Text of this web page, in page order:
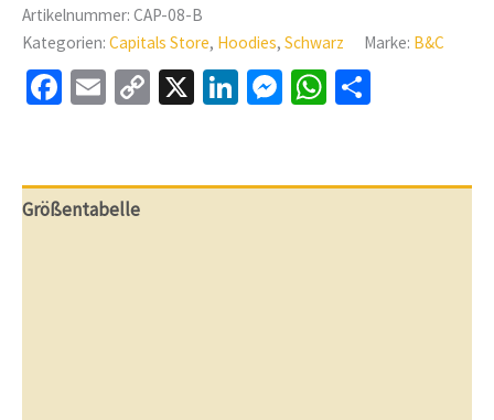
FULL
PRINT
Stückzahl
Artikelnummer: CAP-08-B
Kategorien: Capitals Store, Hoodies, Schwarz Marke: B&C
Facebook
EmailCopy
X LinkedIn
Messenger
WhatsApp
Größentabelle